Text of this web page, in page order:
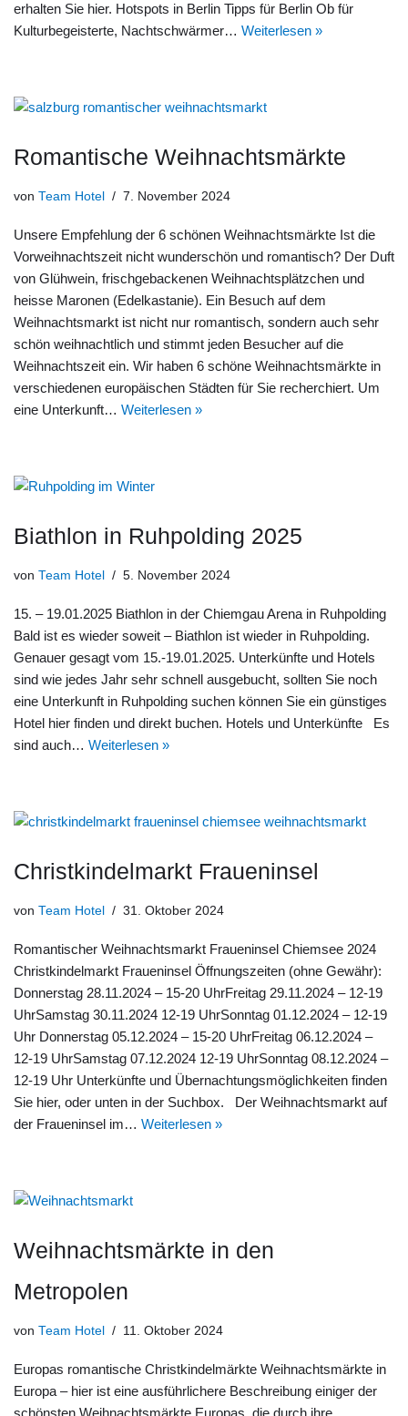
erhalten Sie hier. Hotspots in Berlin Tipps für Berlin Ob für
Kulturbegeisterte, Nachtschwärmer… Weiterlesen »
Romantische Weihnachtsmärkte
von Team Hotel 7. November 2024
Unsere Empfehlung der 6 schönen Weihnachtsmärkte Ist die
Vorweihnachtszeit nicht wunderschön und romantisch? Der Duft
von Glühwein, frischgebackenen Weihnachtsplätzchen und
heisse Maronen (Edelkastanie). Ein Besuch auf dem
Weihnachtsmarkt ist nicht nur romantisch, sondern auch sehr
schön weihnachtlich und stimmt jeden Besucher auf die
Weihnachtszeit ein. Wir haben 6 schöne Weihnachtsmärkte in
verschiedenen europäischen Städten für Sie recherchiert. Um
eine Unterkunft… Weiterlesen »
Biathlon in Ruhpolding 2025
von Team Hotel 5. November 2024
15. – 19.01.2025 Biathlon in der Chiemgau Arena in Ruhpolding
Bald ist es wieder soweit – Biathlon ist wieder in Ruhpolding.
Genauer gesagt vom 15.-19.01.2025. Unterkünfte und Hotels
sind wie jedes Jahr sehr schnell ausgebucht, sollten Sie noch
eine Unterkunft in Ruhpolding suchen können Sie ein günstiges
Hotel hier finden und direkt buchen. Hotels und Unterkünfte Es
sind auch… Weiterlesen »
Christkindelmarkt Fraueninsel
von Team Hotel 31. Oktober 2024
Romantischer Weihnachtsmarkt Fraueninsel Chiemsee 2024
Christkindelmarkt Fraueninsel Öffnungszeiten (ohne Gewähr):
Donnerstag 28.11.2024 – 15-20 UhrFreitag 29.11.2024 – 12-19
UhrSamstag 30.11.2024 12-19 UhrSonntag 01.12.2024 – 12-19
Uhr Donnerstag 05.12.2024 – 15-20 UhrFreitag 06.12.2024 –
12-19 UhrSamstag 07.12.2024 12-19 UhrSonntag 08.12.2024 –
12-19 Uhr Unterkünfte und Übernachtungsmöglichkeiten finden
Sie hier, oder unten in der Suchbox. Der Weihnachtsmarkt auf
der Fraueninsel im… Weiterlesen »
Weihnachtsmärkte in den
Metropolen
von Team Hotel 11. Oktober 2024
Europas romantische Christkindelmärkte Weihnachtsmärkte in
Europa – hier ist eine ausführlichere Beschreibung einiger der
schönsten Weihnachtsmärkte Europas, die durch ihre